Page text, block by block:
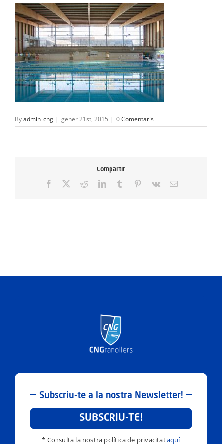
ACTIVITATS
SERVEIS
INFANTS
BLOG
Byadmin_cng | gener 21st, 2015 | 0 Comentaris
Compartir
Facebook RedditLinkedInTumblr Pinterest
Vk Email:
Subscriu-te a la nostra Newsletter!
SUBSCRIU-TE!
* Consulta la nostra política de privacitataquí